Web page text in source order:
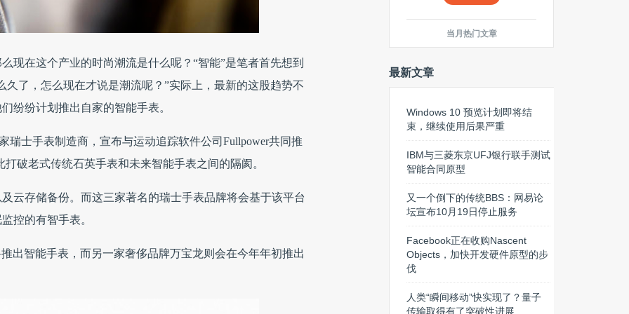
现在这个产业的时尚潮流是什么呢？“智能”是笔者首先想到
了，怎么现在才说是潮流呢？”实际上，最新的这股趋势不
纷纷计划推出自家的智能手表。
瑞士手表制造商 ，宣布与运动追踪软件公司Fullpower共同推
破老式传统石英手表和未来智能手表之间的隔阂。
云存储备份。而这三家著名的瑞士手表品牌将会基于该平台
控的有智手表。
出智能手表，而另一家奢侈品牌万宝龙则会在今年年初推出
当月热门文章
最新文章
Windows 10 预览计划即将结
束，继续使用后果严重
IBM与三菱东京UFJ银行联手测试
智能合同原型
又一个倒下的传统BBS：网易论
坛宣布10月19日停止服务
Facebook正在收购Nascent
Objects，加快开发硬件原型的步
伐
人类“瞬间移动”快实现了？量子
传输取得有了突破性进展